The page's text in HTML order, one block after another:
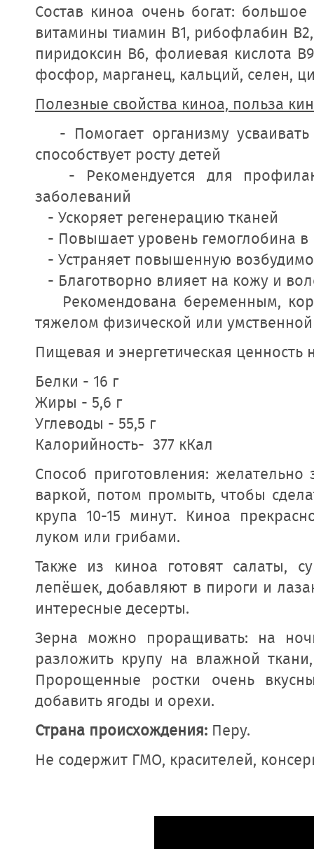
Состав киноа очень богат:
витамины тиамин В1, рибофлабин
пиридоксин В6, фолиевая кислота
фосфор, марганец, кальций, селен,
Полезные свойства киноа, польза
- Помогает организму
способствует росту детей
- Рекомендуется для
заболеваний
- Ускоряет регенерацию тканей
- Повышает уровень гемоглобина в
- Устраняет повышенную
- Благотворно влияет на кожу и
Рекомендована беременным,
тяжелом физической или
Пищевая и энергетическая ценность
Белки - 16 г
Жиры - 5,6 г
Углеводы - 55,5 г
Калорийность- 377 кКал
Способ приготовления:
варкой, потом промыть, чтобы
крупа 10-15 минут. Киноа
луком или грибами.
Также из киноа готовят салаты,
лепёшек, добавляют в пироги и
интересные десерты.
Зерна можно проращивать: на
разложить крупу на влажной
Пророщенные ростки очень
добавить ягоды и орехи.
Страна происхождения: Перу.
Не содержит ГМО, красителей,